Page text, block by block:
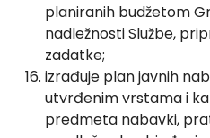
planiranih budžetom
nadležnosti Službe,
zadatke;
izrađuje plan javnih
utvrđenim vrstama i
predmeta nabavki,